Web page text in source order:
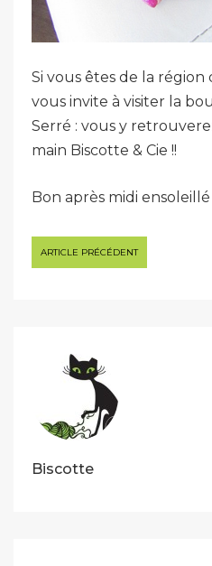
Si vous êtes de la région
vous invite à visiter la
Serré : vous y
main Biscotte & Cie !!
Bon après midi ensoleillé
Navigation
de
ARTICLE PRÉCÉDENT
Biscotte